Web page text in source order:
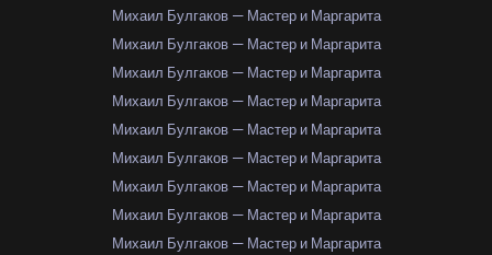
Михаил Булгаков — Мастер и Маргарита
Михаил Булгаков — Мастер и Маргарита
Михаил Булгаков — Мастер и Маргарита
Михаил Булгаков — Мастер и Маргарита
Михаил Булгаков — Мастер и Маргарита
Михаил Булгаков — Мастер и Маргарита
Михаил Булгаков — Мастер и Маргарита
Михаил Булгаков — Мастер и Маргарита
Михаил Булгаков — Мастер и Маргарита